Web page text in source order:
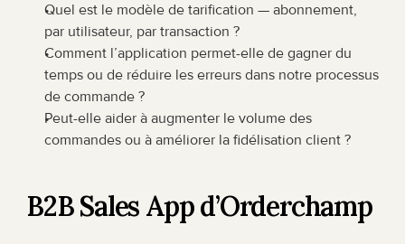
Quel est le modèle de tarification — abonnement,
par utilisateur, par transaction ?
Comment l’application permet-elle de gagner du
temps ou de réduire les erreurs dans notre processus
de commande ?
Peut-elle aider à augmenter le volume des
commandes ou à améliorer la fidélisation client ?
B2B Sales App d’Orderchamp